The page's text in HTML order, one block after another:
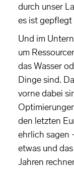
durch unser
es ist
Und im
um
das Wasser
Dinge sind.
vorne dabei
den letzten
ehrlich sagen
etwas und
Jahren